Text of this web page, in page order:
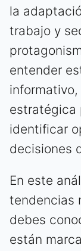
la
trabajo y
entender
estratégica
identificar
decisiones
En este
tendencias
debes
están